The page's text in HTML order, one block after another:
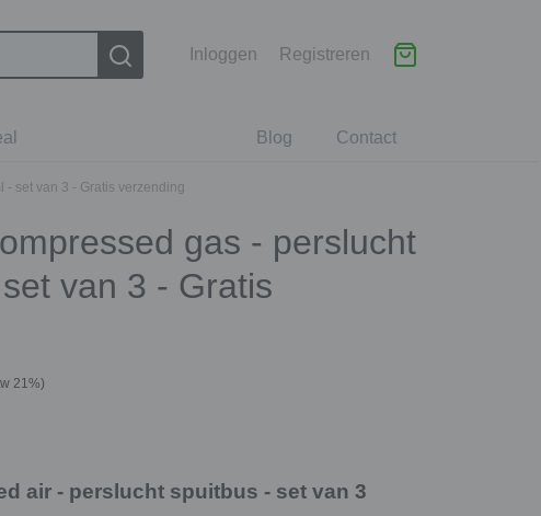
Inloggen Registreren
Contact
Blog
set van 3 - Gratis verzending
gas - perslucht
van 3 - Gratis
21%)
air - perslucht spuitbus - set van 3